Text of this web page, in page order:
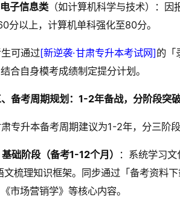
电子信息类（如计算机科学与技术）：因
分以上，计算机单科强化至80分。
可通过[新逆袭·甘肃专升本考试网]的「
合自身模考成绩制定提分计划。
备考周期规划：1-2年备战，分阶段突
专升本备考周期建议为1-2年，分三阶段
基础阶段（备考1-12个月）
：系统学习
文梳理知识框架。同步通过「备考资料
市场营销学》等核心内容。